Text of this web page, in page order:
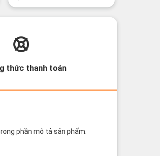
thức thanh toán
phần mô tả sản phẩm.